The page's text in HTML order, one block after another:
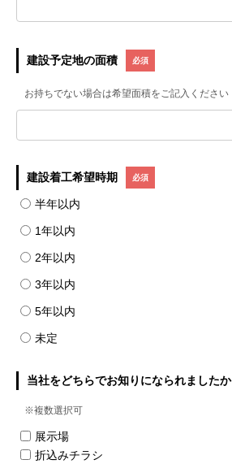
建設予定地の面積
お持ちでない場合は希望面積をご記入ください
建設着工希望時期
半年以内
1年以内
2年以内
3年以内
5年以内
未定
当社をどちらでお知りになられましたか
※複数選択可
展示場
折込みチラシ